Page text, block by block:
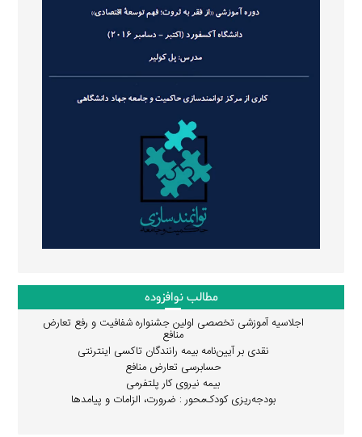
مطالب نوافزوده
اجلاسیه آموزشی تخصصی اولین جشنواره شفافیت و رفع تعارض
منافع
نقدی بر آیین‌نامه بیمه رانندگان تاکسی اینترنتی
حسابرسی تعارض منافع
بیمه نیروی کار پلتفرمی
بودجه‌ریزی کودک‌محور : ضرورت، الزامات و پیامدها